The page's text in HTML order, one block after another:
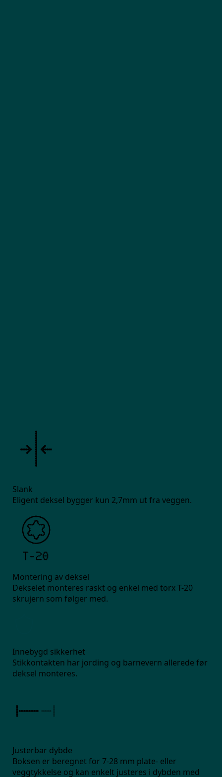
Slank
Eligent deksel bygger kun 2,7mm ut fra veggen.
Montering av deksel
Dekselet monteres raskt og enkel med torx T-20
skrujern som følger med.
Innebygd sikkerhet
Stikkontakten har jording og barnevern allerede før
deksel monteres.
Justerbar dybde
Boksen er beregnet for 7-28 mm plate- eller
veggtykkelse og kan enkelt justeres i dybden med